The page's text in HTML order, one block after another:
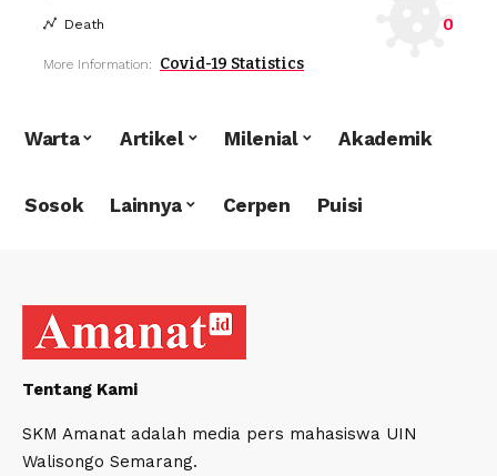
Death 0
More Information: Covid-19 Statistics
Warta Artikel Milenial Akademik
Sosok Lainnya Cerpen Puisi
Tentang Kami
SKM Amanat adalah media pers mahasiswa UIN
Walisongo Semarang.